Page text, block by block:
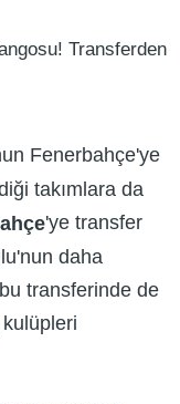
Fenerbahçe'ye
takımlara da
'ye transfer
daha
transferinde de